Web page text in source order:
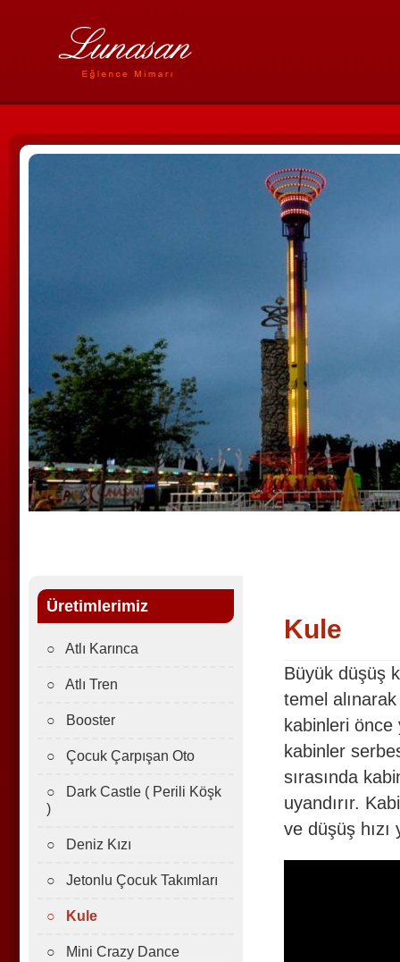
Kule
Büyük düşüş
temel
kabinleri önce
kabinler
sırasında
uyandırır.
ve düşüş hızı
Üretimlerimiz
○ Atlı Karınca
○ Atlı Tren
○ Booster
○ Çocuk Çarpışan Oto
○ Dark Castle ( Perili Köşk
)
○ Deniz Kızı
○ Jetonlu Çocuk Takımları
○ Kule
○ Mini Crazy Dance